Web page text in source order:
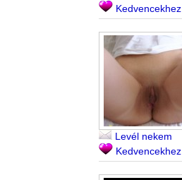
Kedvencekhez
Levél nekem
Kedvencekhez